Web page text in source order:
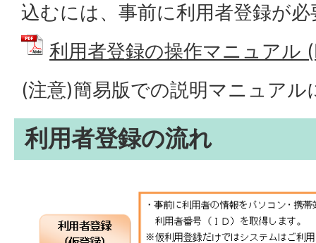
込むには、事前に利用者登録が
利用者登録の操作マニュアル
(注意)簡易版での説明マニュアル
利用者登録の流れ